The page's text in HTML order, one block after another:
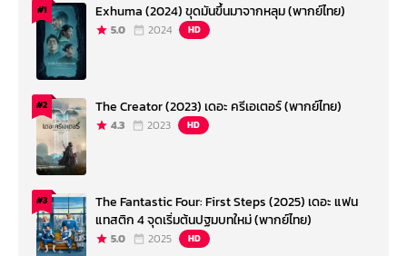
#1 Exhuma (2024) ขุดมันขึ้นมาจากหลุม (พากย์ไทย)
5.0 2024 HD
#2 The Creator (2023) เดอะ ครีเอเตอร์ (พากย์ไทย)
4.3 2023 HD
#3
The Fantastic Four: First Steps (2025) เดอะ แฟน
แทสติก 4 จุดเริ่มต้นปฐมบทใหม่ (พากย์ไทย)
5.0 2025 HD